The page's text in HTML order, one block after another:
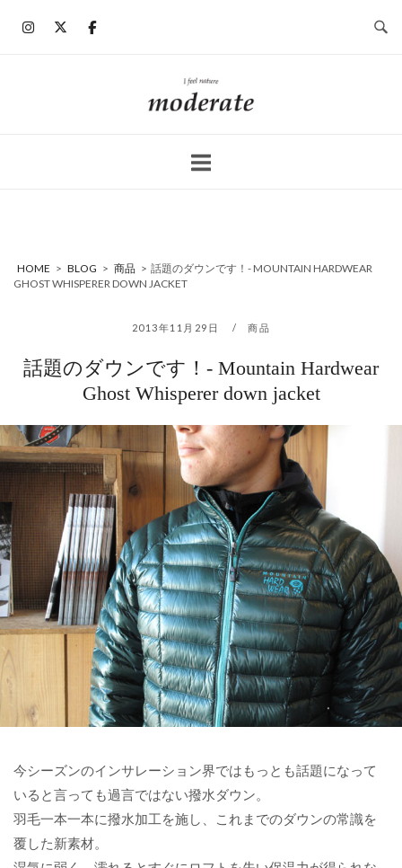
ホ
ー
HOME > BLOG > 商品 > 話題のダウンです！- MOUNTAIN HARDWEAR
GHOST WHISPERER DOWN JACKET
2013年11月29日 商品
話題のダウンです！- Mountain Hardwear
Ghost Whisperer down jacket
今シーズンのインサレーション界ではもっとも話題になって
いると言っても過言ではない撥水ダウン。
羽毛一本一本に撥水加工を施し、これまでのダウンの常識を
覆した新素材。